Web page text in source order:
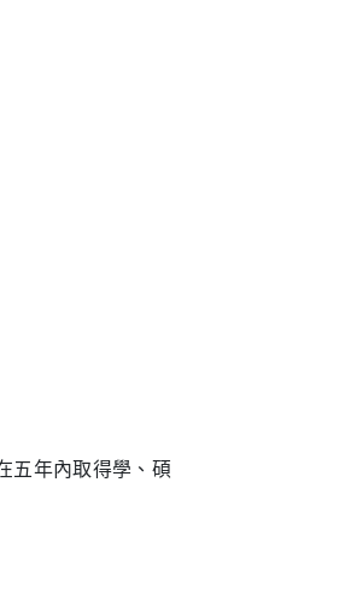
五年內取得學、碩